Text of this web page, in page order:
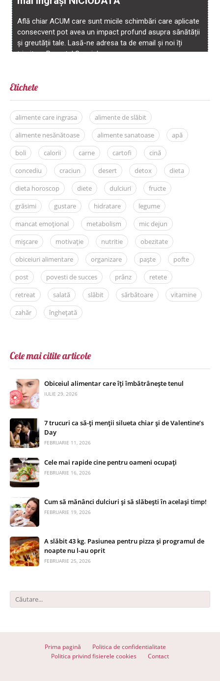
Etichete
alimente care ingrasa
alimente de slăbit
alimente nesănătoase
alimente sanatoase
apă
boli
calorii carne cartofi
cină
concediu
craciun desert detox
dieta
dieta horoscop
diete dulciuri
fructe
grăsimi
gustare hidratare
legume
mancat emoțional
metabolism
mic dejun
mișcare
motivație nutritie
obezitate
obiceiuri alimentare
organizare paște
pofte
post
povesti de succes prânz
retete
retreat
salată slăbit sărbătoare
vitamine
zahăr
înghețată
Cele mai citite articole
Obiceiul alimentar care îți îmbătrânește tenul
IULIE 29, 2026
7 trucuri ca să-ți menții silueta chiar și de Valentine’s
Day
FEBRUARIE 11, 2026
Cele mai rapide cine pentru oameni ocupați
FEBRUARIE 16, 2026
Cum să mănânci dulciuri și să slăbești în același timp!
FEBRUARIE 19, 2026
A slăbit 43 kg. Pasiunea pentru pizza și programul de
noapte nu l-au oprit
FEBRUARIE 25, 2026
Prima pagină
Politica de confidentialitate
Politica privind fisierele cookies
Contact